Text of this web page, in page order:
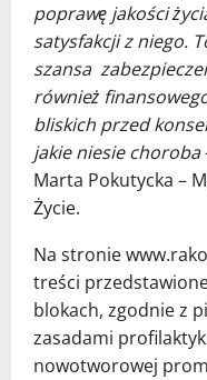
poprawę jakości
satysfakcji z niego.
szansa
również
bliskich przed
jakie niesie choroba
Marta Pokutycka –
Życie.
Na stronie
treści
blokach, zgodnie z
zasadami
nowotworowej